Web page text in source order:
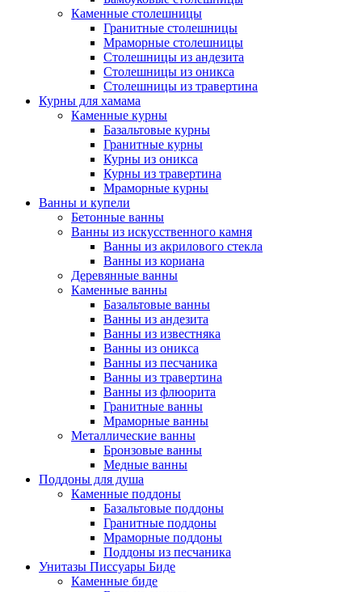
Каменные столешницы
Гранитные столешницы
Мраморные столешницы
Столешницы из андезита
Столешницы из оникса
Столешницы из травертина
Курны для хамама
Каменные курны
Базальтовые курны
Гранитные курны
Курны из оникса
Курны из травертина
Мраморные курны
Ванны и купели
Бетонные ванны
Ванны из искусственного камня
Ванны из акрилового стекла
Ванны из кориана
Деревянные ванны
Каменные ванны
Базальтовые ванны
Ванны из андезита
Ванны из известняка
Ванны из оникса
Ванны из песчаника
Ванны из травертина
Ванны из флюорита
Гранитные ванны
Мраморные ванны
Металлические ванны
Бронзовые ванны
Медные ванны
Поддоны для душа
Каменные поддоны
Базальтовые поддоны
Гранитные поддоны
Мраморные поддоны
Поддоны из песчаника
Унитазы Писсуары Биде
Каменные биде